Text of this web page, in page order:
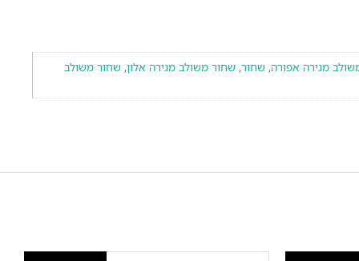
מגירה אפורה, שחור, שחור משולב מגירה אלון, שחור משולב